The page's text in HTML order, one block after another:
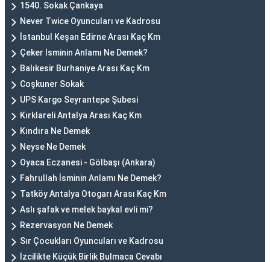
1540. Sokak Çankaya
Never Twice Oyuncuları ve Kadrosu
İstanbul Keşan Edirne Arası Kaç Km
Çeker İsminin Anlamı Ne Demek?
Balıkesir Burhaniye Arası Kaç Km
Coşkuner Sokak
UPS Kargo Seyrantepe Şubesi
Kırklareli Antalya Arası Kaç Km
Kındıra Ne Demek
Neyse Ne Demek
Oyaca Eczanesi - Gölbaşı (Ankara)
Fahrullah İsminin Anlamı Ne Demek?
Tatköy Antalya Otogarı Arası Kaç Km
Aslı şafak ve melek baykal evli mi?
Rezervasyon Ne Demek
Sır Çocukları Oyuncuları ve Kadrosu
İzcilikte Küçük Birlik Bulmaca Cevabı